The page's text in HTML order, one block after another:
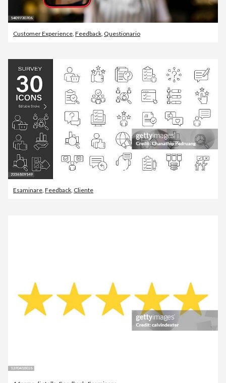
Customer Experience Feedback Questionario
Esaminare Feedback Cliente